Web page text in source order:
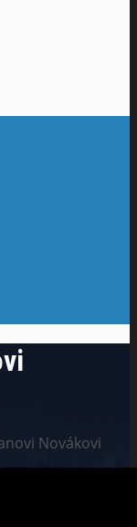
Novákovi